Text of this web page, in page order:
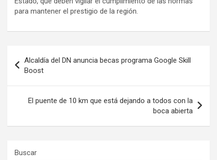
para mantener el prestigio de la región.
Navegación
entradas
de
entradas
Alcaldía del DN anuncia becas programa Google Skill
Boost
El puente de 10 km que está dejando a todos con la
boca abierta
Buscar